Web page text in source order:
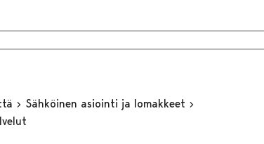
Sähköinen asiointi ja lomakkeet